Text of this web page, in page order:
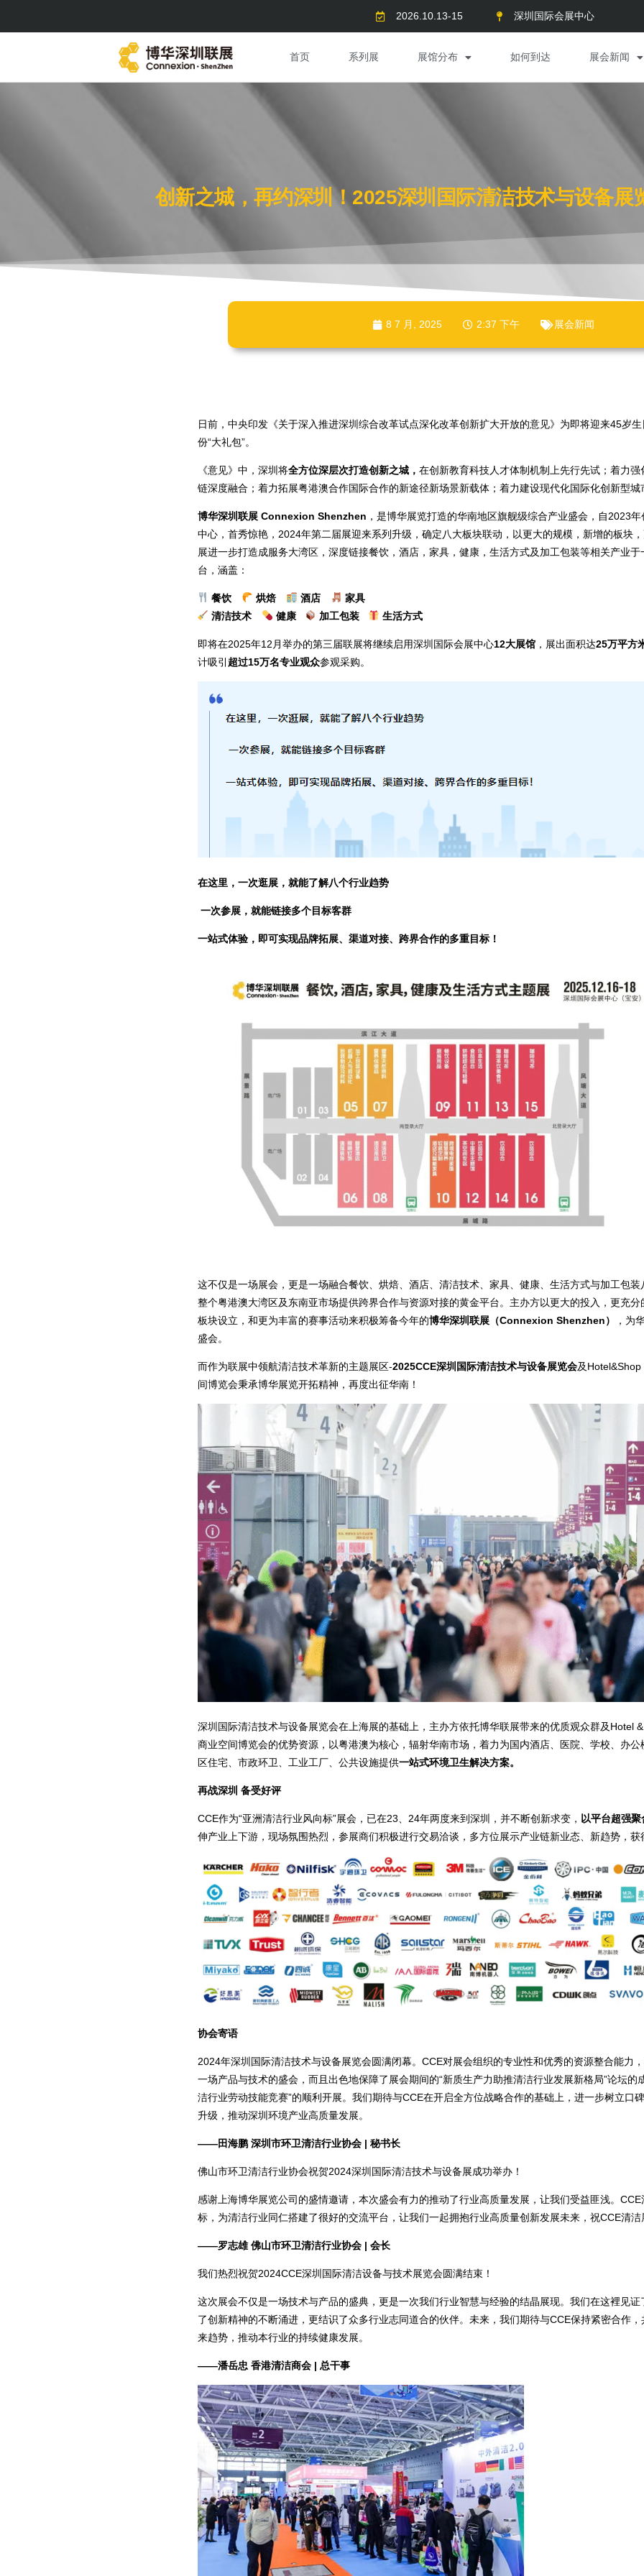
2026.10.13-15 深圳国际会展中心
首页 系列展 展馆分布 如何到达 展会新闻
创新之城，再约深圳！2025深圳国际清洁技术与设备展
8 7 月, 2025 2:37 下午 展会新闻
日前，中央印发《关于深入推进深圳综合改革试点深化改革创新扩大开放的意见》为即将迎来45岁
份“大礼包”。
《意见》中，深圳将全方位深层次打造创新之城， 在创新教育科技人才体制机制上先行先试；着力
链深度融合；着力拓展粤港澳合作国际合作的新途径新场景新载体；着力建设现代化国际化创新型城
博华深圳联展 Connexion Shenzhen ，是博华展览打造的华南地区旗舰级综合产业盛会，自2023
中心，首秀惊艳，2024年第二届展迎来系列升级，确定八大板块联动，以更大的规模，新增的板块
展进一步打造成服务大湾区，深度链接餐饮，酒店，家具，健康，生活方式及加工包装等相关产业
台，涵盖：
餐饮 烘焙 酒店
家具
清洁技术
健康 加工包装 生活方式
即将在2025年12月举办的第三届联展将继续启用深圳国际会展中心12大展馆，展出面积达25万平方
计吸引 超过15万名专业观众参观采购。
在这里，一次逛展，就能了解八个行业趋势
一次参展，就能链接多个目标客群
一站式体验，即可实现品牌拓展、渠道对接、跨界合作的多重目标！
这不仅是一场展会，更是一场融合餐饮、烘焙、酒店、清洁技术、家具、健康、生活方式与加工包
整个粤港澳大湾区及东南亚市场提供跨界合作与资源对接的黄金平台。主办方以更大的投入，更充
板块设立，和更为丰富的赛事活动来积极筹备今年的博华深圳联展（Connexion Shenzhen）
，为
盛会。
而作为联展中领航清洁技术革新的主题展区-2025CCE深圳国际清洁技术与设备展览会及Hotel&Shop
间博览会秉承博华展览开拓精神，再度出征华南！
深圳国际清洁技术与设备展览会在上海展的基础上，主办方依托博华联展带来的优质观众群及Hotel
商业空间博览会的优势资源，以粤港澳为核心，辐射华南市场，着力为国内酒店、医院、学校、办
区住宅、市政环卫、工业工厂、公共设施提供一站式环境卫生解决方案。
再战深圳 备受好评
CCE作为“亚洲清洁行业风向标”展会，已在23、24年两度来到深圳，并不断创新求变， 以平台超强
伸产业上下游，现场氛围热烈，参展商们积极进行交易洽谈，多方位展示产业链新业态、新趋势，获
协会寄语
2024年深圳国际清洁技术与设备展览会圆满闭幕。CCE对展会组织的专业性和优秀的资源整合能力
一场产品与技术的盛会，而且出色地保障了展会期间的“新质生产力助推清洁行业发展新格局”论坛的
洁行业劳动技能竞赛”的顺利开展。我们期待与CCE在开启全方位战略合作的基础上，进一步树立口
升级，推动深圳环境产业高质量发展。
——田海鹏 深圳市环卫清洁行业协会 | 秘书长
佛山市环卫清洁行业协会祝贺2024深圳国际清洁技术与设备展成功举办！
感谢上海博华展览公司的盛情邀请，本次盛会有力的推动了行业高质量发展，让我们受益匪浅。
标，为清洁行业同仁搭建了很好的交流平台，让我们一起拥抱行业高质量创新发展未来，祝CCE清洁
——罗志雄 佛山市环卫清洁行业协会 | 会长
我们热烈祝贺2024CCE深圳国际清洁设备与技术展览会圆满结束！
这次展会不仅是一场技术与产品的盛典，更是一次我们行业智慧与经验的结晶展现。我们在这裡见证
了创新精神的不断涌进，更结识了众多行业志同道合的伙伴。未来，我们期待与CCE保持紧密合作
来趋势，推动本行业的持续健康发展。
——潘岳忠 香港清洁商会 | 总干事